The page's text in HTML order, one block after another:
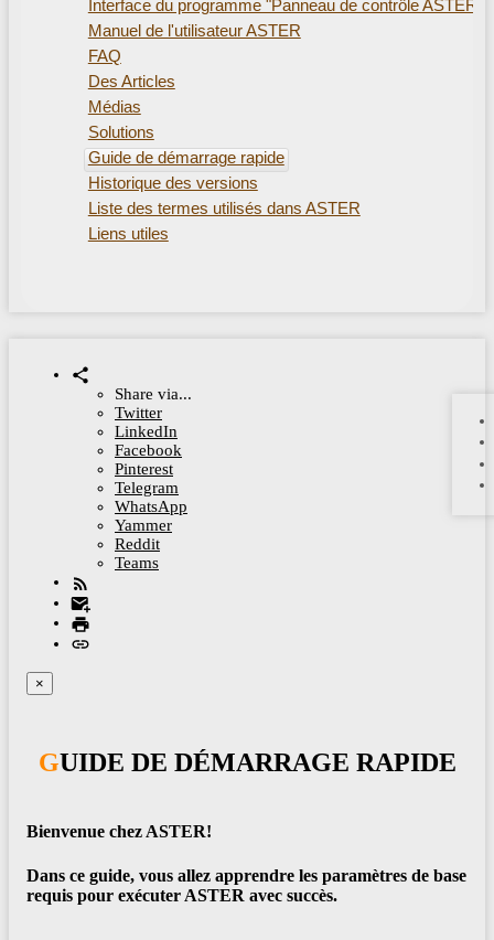
Interface du programme "Panneau de contrôle ASTER"
Manuel de l'utilisateur ASTER
FAQ
Des Articles
Médias
Solutions
Guide de démarrage rapide
Historique des versions
Liste des termes utilisés dans ASTER
Liens utiles
Share via...
Twitter
LinkedIn
Facebook
Pinterest
Telegram
WhatsApp
Yammer
Reddit
Teams
×
GUIDE DE DÉMARRAGE RAPIDE
Bienvenue chez ASTER!
Dans ce guide, vous allez apprendre les paramètres de base
requis pour exécuter ASTER avec succès.